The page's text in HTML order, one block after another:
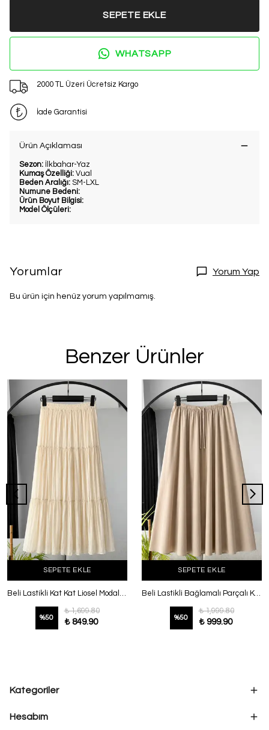
SEPETE EKLE
WHATSAPP
2000 TL Üzeri Ücretsiz Kargo
İade Garantisi
Ürün Açıklaması
Sezon: İlkbahar-Yaz
Kumaş Özelliği: Vual
Beden Aralığı: SM-LXL
Numune Bedeni:
Ürün Boyut Bilgisi:
Model Ölçüleri:
Yorumlar Yorum Yap
Bu ürün için henüz yorum yapılmamış.
Benzer Ürünler
SEPETE EKLE
Beli Lastikli Kat Kat Liosel Modal Tül Etek Açık Bej
%50
₺ 1,699.80
₺ 849.90
SEPETE EKLE
Beli Lastikli Bağlamalı Parçalı Keten Etek Vizon
%50
₺ 1,999.80
₺ 999.90
Kategoriler
Hesabım